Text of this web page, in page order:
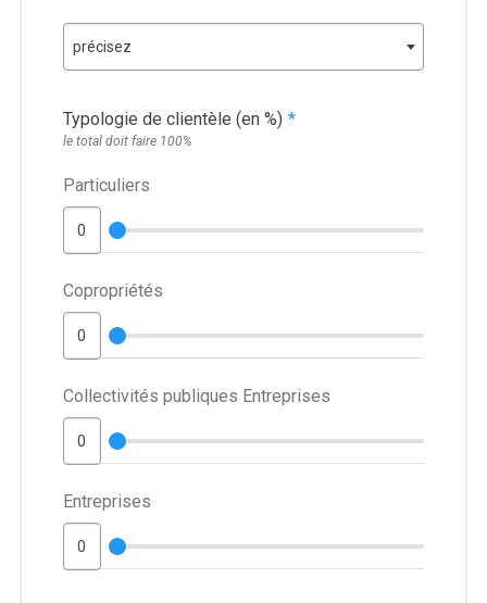
précisez
Typologie de clientèle (en %) *
le total doit faire 100%
Particuliers
Copropriétés
Collectivités publiques Entreprises
Entreprises